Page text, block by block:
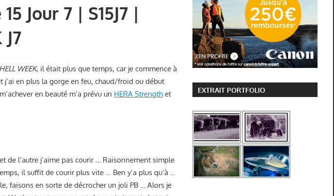
Jour 7 | S15J7 |
HELL WEEK, il était plus que temps, car je commence à
j’ai en plus la gorge en feu, chaud/froid ou début
en beauté m’a prévu un HERA Strength et
de l’autre j’aime pas courir … Raisonnement simple
il suffit de courir plus vite … Ben y’a plus qu’à …
faisons en sorte de décrocher un joli PB … Alors je
EXTRAIT PORTFOLIO